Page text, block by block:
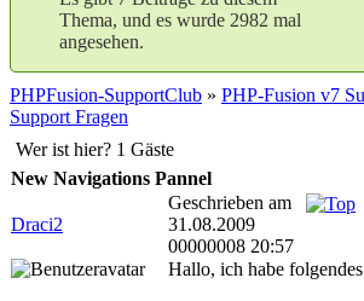
Thema, und es wurde 2982 mal
angesehen.
PHPFusion-SupportClub » PHP-Fusion v7
Support Fragen
Wer ist hier? 1 Gäste
New Navigations Pannel
Draci2
Geschrieben am
31.08.2009
00000008 20:57
Hallo, ich habe